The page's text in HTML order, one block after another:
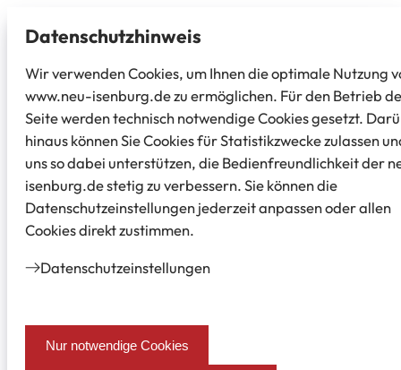
Datenschutz­hinweis
Wir verwenden Cookies, um Ihnen die optimale Nutzung
www.neu-isenburg.de zu ermöglichen. Für den Betrieb
Seite werden technisch notwendige Cookies gesetzt.
hinaus können Sie Cookies für Statistikzwecke zulassen
uns so dabei unterstützen, die Bedienfreundlichkeit der
isenburg.de stetig zu verbessern. Sie können die
Datenschutzeinstellungen jederzeit anpassen oder allen
Cookies direkt zustimmen.
Datenschutz­einstellungen
Nur notwendige Cookies